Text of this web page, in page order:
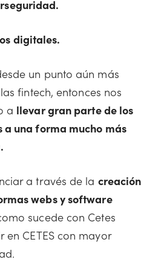
digitales.
un punto aún más
fintech, entonces nos
a llevar gran parte de los
a una forma mucho más
a través de la creación
webs y software
sucede con Cetes
CETES con mayor